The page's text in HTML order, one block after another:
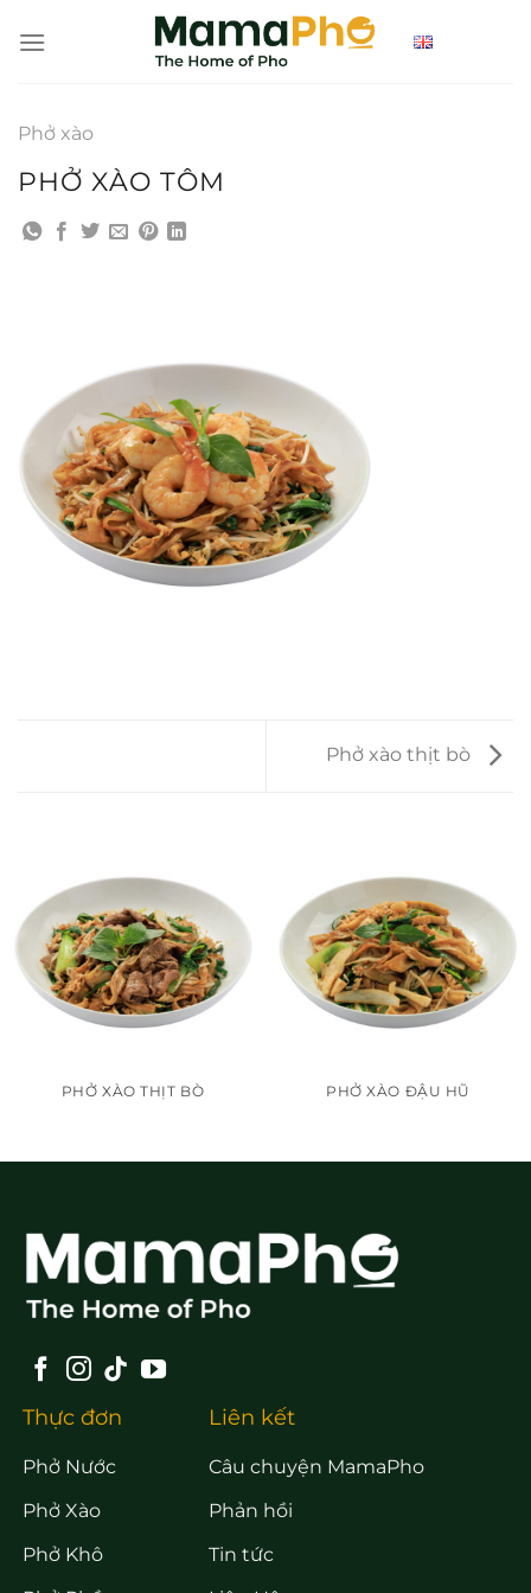
qua
Phở xào
PHỞ XÀO TÔM
Phở xào thịt bò
PHỞ XÀO THỊT BÒ PHỞ XÀO ĐẬU HŨ
Thực đơn
Phở Nước
Phở Xào
Phở Khô
Liên kết
Câu chuyện MamaPho
Phản hồi
Tin tức